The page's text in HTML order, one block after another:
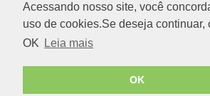
Acessando nosso site, você
uso de cookies.Se deseja continuar,
OK
Leia mais
OK